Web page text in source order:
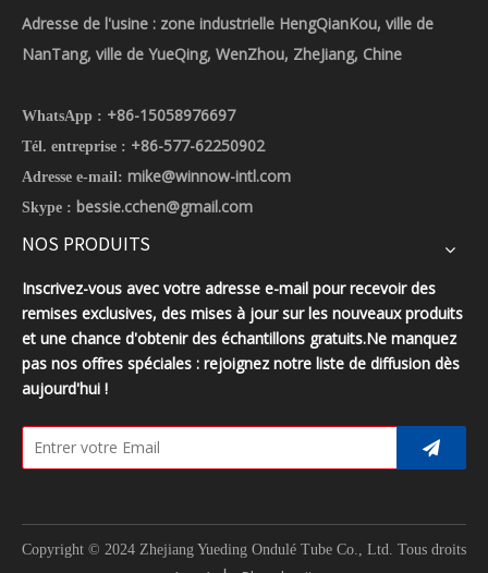
Adresse de l'usine : zone industrielle HengQianKou, ville de
NanTang, ville de YueQing, WenZhou, ZheJiang, Chine
WhatsApp : +86-15058976697
Tél. entreprise : +86-577-62250902
Adresse e-mail: mike@winnow-intl.com
Skype : bessie.cchen@gmail.com
NOS PRODUITS
Inscrivez-vous avec votre adresse e-mail pour recevoir des
remises exclusives, des mises à jour sur les nouveaux produits
et une chance d'obtenir des échantillons gratuits.Ne manquez
pas nos offres spéciales : rejoignez notre liste de diffusion dès
aujourd'hui !
Copyright © 2024 Zhejiang Yueding Ondulé Tube Co., Ltd. Tous droits